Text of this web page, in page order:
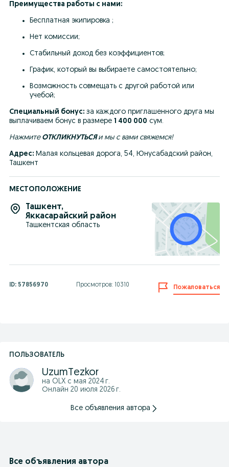
Преимущества работы с нами:
Бесплатная экипировка ;
Нет комиссии;
Стабильный доход без коэффициентов;
График, который вы выбираете самостоятельно;
Возможность совмещать с другой работой или
учебой;
Специальный бонус: за каждого приглашенного друга мы
выплачиваем бонус в размере 1 400 000 сум.
Нажмите ОТКЛИКНУТЬСЯ и мы с вами свяжемся!
Адрес: Малая кольцевая дорога, 54, Юнусабадский район,
Ташкент
МЕСТОПОЛОЖЕНИЕ
Ташкент,
Яккасарайский район
Ташкентская область
ID: 57856970 Просмотров: 10310 Пожаловаться
ПОЛЬЗОВАТЕЛЬ
UzumTezkor
на OLX с мая 2024 г.
Онлайн 20 июля 2026 г.
Все объявления автора
Все объявления автора